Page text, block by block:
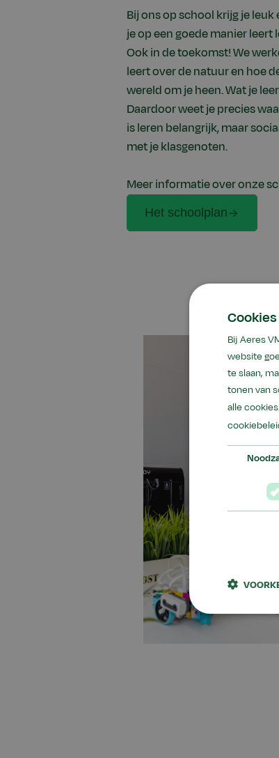
Bij ons op school krijg je
je op een goede manier leert
Ook in de toekomst! We
leert over de natuur en hoe
wereld om je heen. Wat je
Daardoor weet je precies
is leren belangrijk, maar
met je klasgenoten.
Meer informatie over onze
Het schoolplan
Bij Aeres
website
te slaan,
tonen van
alle